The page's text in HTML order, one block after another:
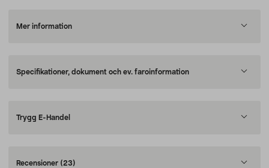
Mer information
Specifikationer, dokument och ev. faroinformation
Trygg E-Handel
Recensioner (23)